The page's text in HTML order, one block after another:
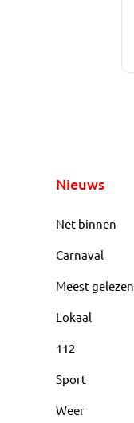
Nieuws
Net binnen
Carnaval
Meest gelezen
Lokaal
112
Sport
Weer